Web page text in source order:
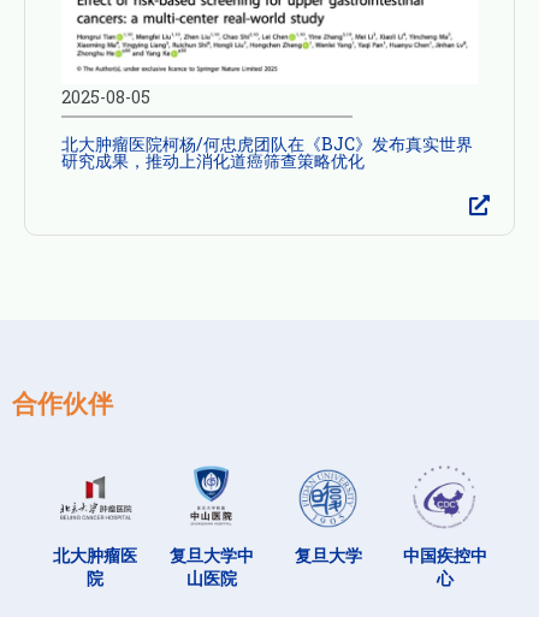
2025-08-05
北大肿瘤医院柯杨/何忠虎团队在《BJC》发布真实世界
研究成果，推动上消化道癌筛查策略优化
合作伙伴
北大肿瘤医
院
复旦大学中
山医院
复旦大学
中国疾控中
心